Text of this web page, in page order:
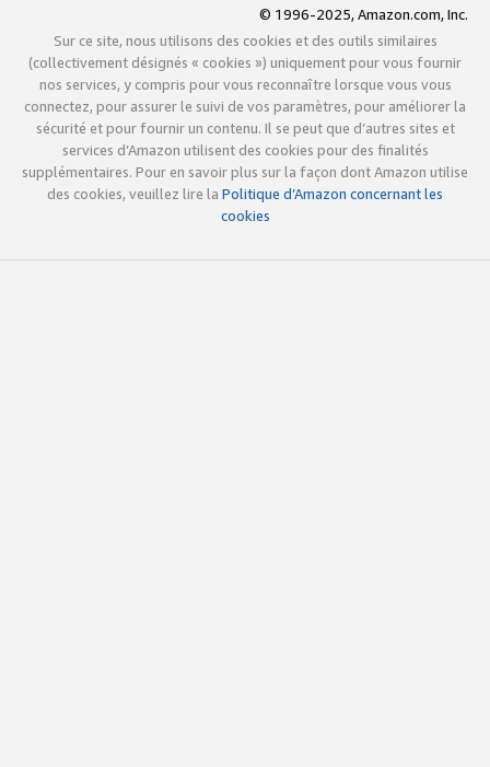
© 1996-2025, Amazon.com, Inc.
Sur ce site, nous utilisons des cookies et des outils similaires
(collectivement désignés « cookies ») uniquement pour vous fournir
nos services, y compris pour vous reconnaître lorsque vous vous
connectez, pour assurer le suivi de vos paramètres, pour améliorer la
sécurité et pour fournir un contenu. Il se peut que d’autres sites et
services d’Amazon utilisent des cookies pour des finalités
supplémentaires. Pour en savoir plus sur la façon dont Amazon utilise
des cookies, veuillez lire la Politique d’Amazon concernant les
cookies